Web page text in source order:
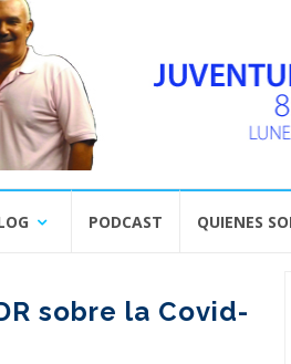
PODCAST QUIENES
sobre la Covid-